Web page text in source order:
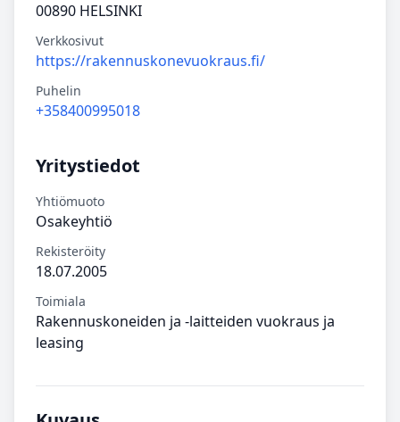
00890 HELSINKI
Verkkosivut
https://rakennuskonevuokraus.fi/
Puhelin
+358400995018
Yritystiedot
Yhtiömuoto
Osakeyhtiö
Rekisteröity
18.07.2005
Toimiala
Rakennuskoneiden ja -laitteiden vuokraus ja
leasing